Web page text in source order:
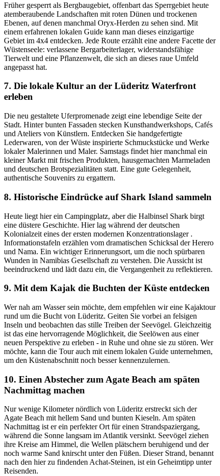
Früher gesperrt als Bergbaugebiet, offenbart das Sperrgebiet heute
atemberaubende Landschaften mit roten Dünen und trockenen
Ebenen, auf denen manchmal Oryx-Herden zu sehen sind. Mit
einem erfahrenen lokalen Guide kann man dieses einzigartige
Gebiet im 4x4 entdecken. Jede Route erzählt eine andere Facette der
Wüstenseele: verlassene Bergarbeiterlager, widerstandsfähige
Tierwelt und eine Pflanzenwelt, die sich an dieses raue Umfeld
angepasst hat.
7. Die lokale Kultur an der Lüderitz Waterfront
erleben
Die neu gestaltete Uferpromenade zeigt eine lebendige Seite der
Stadt. Hinter bunten Fassaden stecken Kunsthandwerkshops, Cafés
und Ateliers von Künstlern. Entdecken Sie handgefertigte
Lederwaren, von der Wüste inspirierte Schmuckstücke und Werke
lokaler Malerinnen und Maler. Samstags findet hier manchmal ein
kleiner Markt mit frischen Produkten, hausgemachten Marmeladen
und deutschen Brotspezialitäten statt. Eine gute Gelegenheit,
authentische Souvenirs zu ergattern.
8. Historische Eindrücke auf Shark Island sammeln
Heute liegt hier ein Campingplatz, aber die Halbinsel Shark birgt
eine düstere Geschichte. Hier lag während der deutschen
Kolonialzeit eines der ersten modernen Konzentrationslager .
Informationstafeln erzählen vom dramatischen Schicksal der Herero
und Nama. Ein wichtiger Erinnerungsort, um die noch spürbaren
Wunden in Namibias Gesellschaft zu verstehen. Die Aussicht ist
beeindruckend und lädt dazu ein, die Vergangenheit zu reflektieren.
9. Mit dem Kajak die Buchten der Küste entdecken
Wer nah am Wasser sein möchte, dem empfehlen wir eine Kajaktour
rund um die Bucht von Lüderitz. Geiten Sie vorbei an felsigen
Inseln und beobachten das stille Treiben der Seevögel. Gleichzeitig
ist das eine hervorragende Möglichkeit, die Seelöwen aus einer
neuen Perspektive zu erleben - in Ruhe und ohne sie zu stören. Wer
möchte, kann die Tour auch mit einem lokalen Guide unternehmen,
um den Küstenabschnitt noch besser kennenzulernen.
10. Einen Abstecher zum Agate Beach am späten
Nachmittag machen
Nur wenige Kilometer nördlich von Lüderitz erstreckt sich der
Agate Beach mit hellem Sand und bunten Kieseln. Am späten
Nachmittag ist er ein perfekter Ort für einen Strandspaziergang,
während die Sonne langsam im Atlantik versinkt. Seevögel ziehen
ihre Kreise am Himmel, die Wellen plätschern beruhigend und der
noch warme Sand knirscht unter den Füßen. Dieser Strand, benannt
nach den hier zu findenden Achat-Steinen, ist ein Geheimtipp unter
Reisenden.